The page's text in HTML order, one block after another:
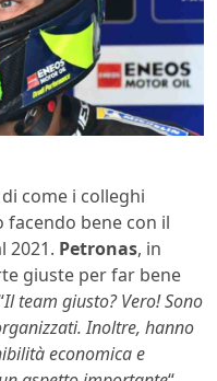
come i colleghi
facendo bene con il
2021. Petronas, in
giuste per far bene
Il team giusto? Vero! Sono
Inoltre, hanno
economica e